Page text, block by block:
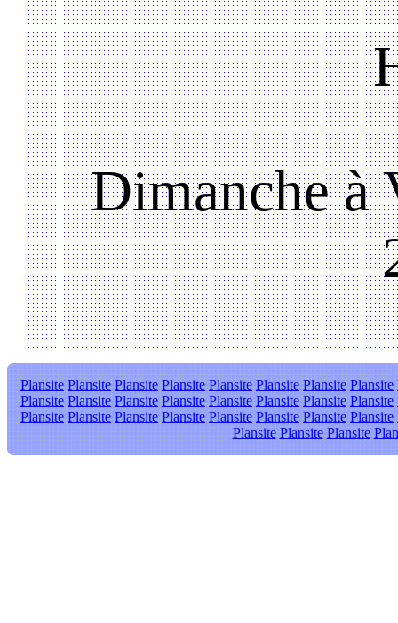
Dimanche à
Plansite Plansite Plansite Plansite Plansite Plansite Plansite Plansite
Plansite Plansite Plansite Plansite Plansite Plansite Plansite Plansite
Plansite Plansite Plansite Plansite Plansite Plansite Plansite Plansite
Plansite Plansite Plansite